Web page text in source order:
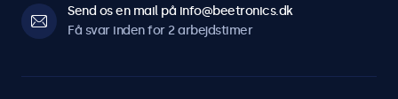
Send os en mail på info@beetronics.dk
Få svar inden for 2 arbejdstimer